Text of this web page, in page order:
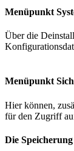
Menüpunkt
Über die
Menüpunkt
Hier können,
für den Zugriff
Die